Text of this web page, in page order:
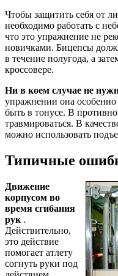
Чтобы защитить себя от
необходимо работать с
что это упражнение не
новичками. Бицепсы
в течение полугода, а
кроссовере.
Ни в коем случае не
упражнении она
быть в тонусе. В
травмироваться. В
можно использовать
Типичные
Движение
корпусом во
время сгибания
рук .
Действительно,
это действие
помогает атлету
согнуть руки под